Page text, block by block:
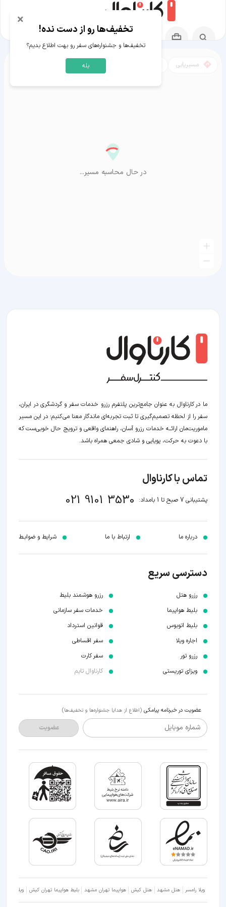
مسیریابی
در حال محاسبه مسیر...
ما در کارناوال به عنوان جامع‌ترین پلتفرم رزرو خدمات سفر و گردشگری در ایران،
سفر را از لحظه‌ تصمیم‌گیری تا ثبت تجربه‌ای ماندگار معنا می‌کنیم؛ در این مسیر‍
ماموریت‌مان اراﺋــﻪ خدمات رزرو آسان، راهنمای واقعی و ترویج حال خوبی‌ست که
با دعوت به حرکت، پویایی و شادی جمعی همراه باشد.
تماس با کارناوال
پشتیبانی 7 صبح تا 1 بامداد: 021 9101 3530
درباره ما ارتباط با ما شرایط و ضوابـط
دسترسی سریع
رزرو هتل
بلیط هواپیما
بلیط اتوبوس
اجاره ویلا
رزرو تور
ویزای توریستی
رزرو هوشمند بلیط
خدمات سفر سازمانی
قوانین استرداد
سفر اقساطی
سفر کارت
کارناوال تایم
عضویت در خبرنامه پیامکی (اطلاع از هدایا جشنواره‌ها و تخفیف‌ها)
شماره موبایل عضویت
ویلا رامسر هتل مشهد هتل کیش هواپیما تهران مشهد بلیط هواپیما تهران کیش ویلا شمال
× تخفیف‌ها رو از دست نده!
تخفیف‌ها و جشنواره‌های سفر رو بهت اطلاع بدیم؟
بله